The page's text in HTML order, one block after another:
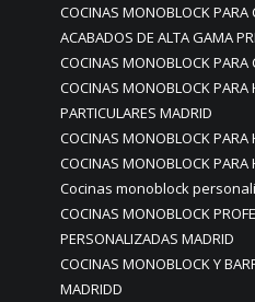
COCINAS MONOBLOCK PARA
ACABADOS DE ALTA GAMA
COCINAS MONOBLOCK PARA
COCINAS MONOBLOCK PARA
PARTICULARES MADRID
COCINAS MONOBLOCK PARA
COCINAS MONOBLOCK PARA
Cocinas monoblock
COCINAS MONOBLOCK
PERSONALIZADAS MADRID
COCINAS MONOBLOCK Y
MADRIDD